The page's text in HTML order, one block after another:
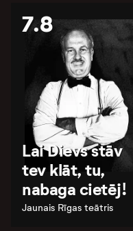
7.8
Lai Dievs stāv
tev klāt, tu,
nabaga cietēj!
Jaunais Rīgas teātris